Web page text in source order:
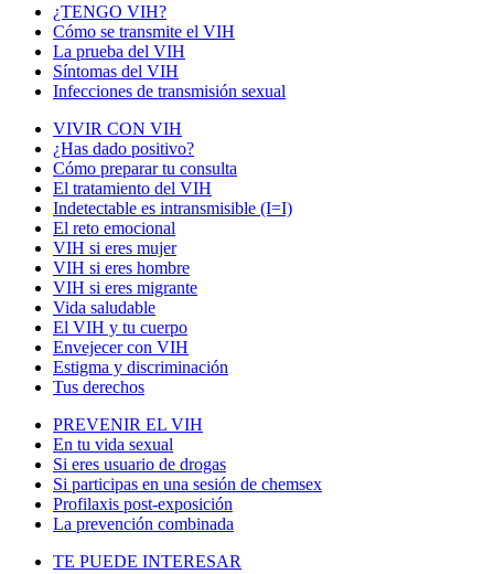
¿TENGO VIH?
Cómo se transmite el VIH
La prueba del VIH
Síntomas del VIH
Infecciones de transmisión sexual
VIVIR CON VIH
¿Has dado positivo?
Cómo preparar tu consulta
El tratamiento del VIH
Indetectable es intransmisible (I=I)
El reto emocional
VIH si eres mujer
VIH si eres hombre
VIH si eres migrante
Vida saludable
El VIH y tu cuerpo
Envejecer con VIH
Estigma y discriminación
Tus derechos
PREVENIR EL VIH
En tu vida sexual
Si eres usuario de drogas
Si participas en una sesión de chemsex
Profilaxis post-exposición
La prevención combinada
TE PUEDE INTERESAR